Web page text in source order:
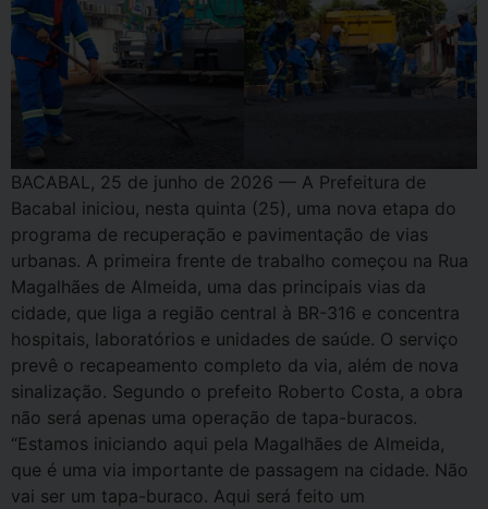
BACABAL, 25 de junho de 2026 — A Prefeitura de
Bacabal iniciou, nesta quinta (25), uma nova etapa do
programa de recuperação e pavimentação de vias
urbanas. A primeira frente de trabalho começou na Rua
Magalhães de Almeida, uma das principais vias da
cidade, que liga a região central à BR-316 e concentra
hospitais, laboratórios e unidades de saúde. O serviço
prevê o recapeamento completo da via, além de nova
sinalização. Segundo o prefeito Roberto Costa, a obra
não será apenas uma operação de tapa-buracos.
“Estamos iniciando aqui pela Magalhães de Almeida,
que é uma via importante de passagem na cidade. Não
vai ser um tapa-buraco. Aqui será feito um